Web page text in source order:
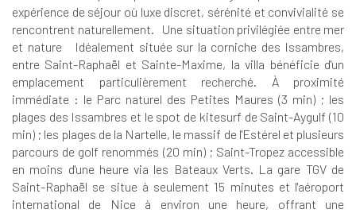
expérience de séjour où luxe discret, sérénité et convivialité se
rencontrent naturellement. Une situation privilégiée entre mer
et nature Idéalement située sur la corniche des Issambres,
entre Saint-Raphaël et Sainte-Maxime, la villa bénéficie d'un
emplacement particulièrement recherché. À proximité
immédiate : le Parc naturel des Petites Maures (3 min) ; les
plages des Issambres et le spot de kitesurf de Saint-Aygulf (10
min) ; les plages de la Nartelle, le massif de l'Estérel et plusieurs
parcours de golf renommés (20 min) ; Saint-Tropez accessible
en moins d'une heure via les Bateaux Verts. La gare TGV de
Saint-Raphaël se situe à seulement 15 minutes et l'aéroport
international de Nice à environ une heure, offrant une